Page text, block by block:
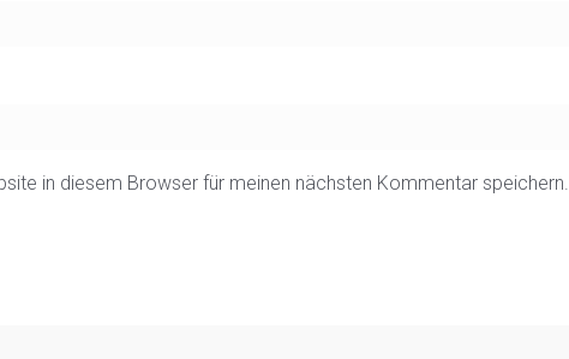
in diesem Browser für meinen nächsten Kommentar speichern.